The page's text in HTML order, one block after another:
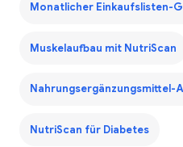
Monatlicher Einkaufslisten-
Muskelaufbau mit NutriScan
Nahrungsergänzungsmittel-
NutriScan für Diabetes